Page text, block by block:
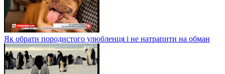
Як обрати породистого улюбленця і не натрапити на обман